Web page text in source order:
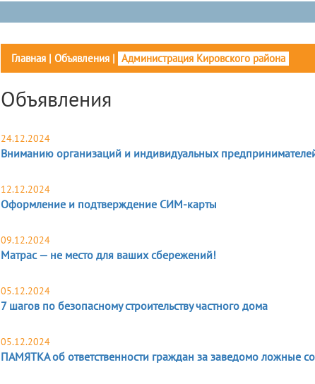
Главная| Объявления| Администрация Кировского района
Объявления
24.12.2024
Вниманию организаций и индивидуальных
12.12.2024
Оформление и подтверждение СИМ-карты
09.12.2024
​Матрас — не место для ваших сбережений!
05.12.2024
7 шагов по безопасному строительству частного дома
05.12.2024
ПАМЯТКА об ответственности граждан за заведомо ложные